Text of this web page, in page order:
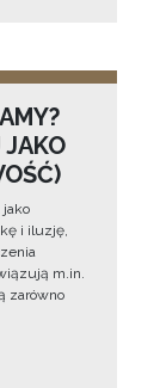
i iluzję,
m.in.
zarówno